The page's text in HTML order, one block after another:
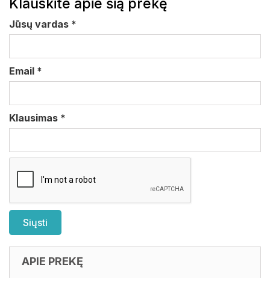
Klauskite apie šią prekę
Jūsų vardas *
Email *
Klausimas *
APIE PREKĘ